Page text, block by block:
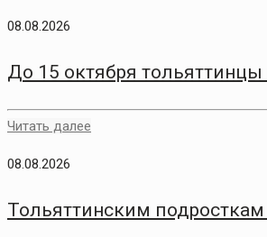
08.08.2026
До 15 октября
Читать далее
08.08.2026
Тольяттинским